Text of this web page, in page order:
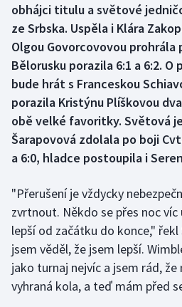
Curling
Dostihy
Florbal
Futsal
Golf
Házená
Jezdectví
Judo
obhájci titulu a světové
ze Srbska. Uspěla i Klára
Olgou Govorcovovou prohrála
Bělorusku porazila 6:1 a 6:2.
bude hrát s Franceskou
porazila Kristýnu Plíškovou
obě velké favoritky. Světová
Šarapovová zdolala po boji
a 6:0, hladce postoupila i
"Přerušení je vždycky
zvrtnout. Někdo se přes noc víc
lepší od začátku do konce,"
jsem věděl, že jsem lepší.
jako turnaj nejvíc a jsem rád, že
vyhraná kola, a teď mám před